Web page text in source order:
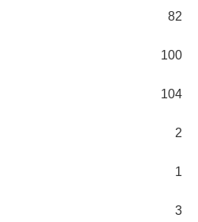
82
100
104
2
1
3